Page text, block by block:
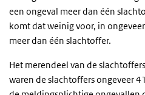
een ongeval meer dan één
komt dat weinig voor, in
meer dan één slachtoffer.
Het merendeel van de
waren de slachtoffers ongeveer